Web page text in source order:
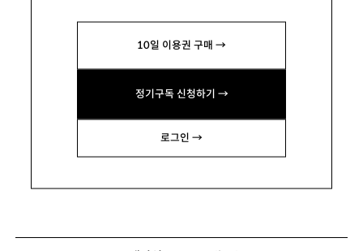
10일 이용권 구매 →
정기구독 신청하기 →
로그인 →